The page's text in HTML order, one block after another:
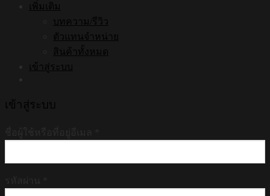
เพิ่มเติม
บทความ/รีวิว
ตัวแทนจำหน่าย
สินค้าทั้งหมด
เข้าสู่ระบบ
เข้าสู่ระบบ